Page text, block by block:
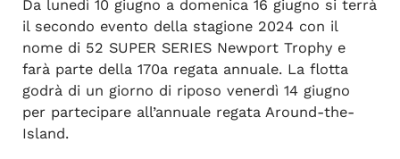
Da lunedì 10 giugno a domenica 16 giugno si terrà
il secondo evento della stagione 2024 con il
nome di 52 SUPER SERIES Newport Trophy e
farà parte della 170a regata annuale. La flotta
godrà di un giorno di riposo venerdì 14 giugno
per partecipare all’annuale regata Around-the-
Island.